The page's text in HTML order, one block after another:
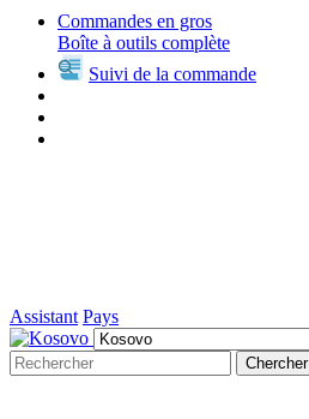
Commandes en gros
Boîte à outils complète
Suivi de la commande
Assistant Pays
Chercher